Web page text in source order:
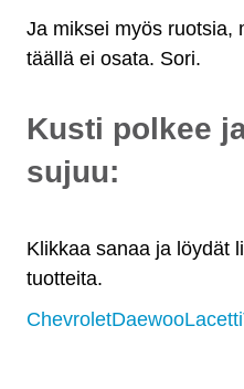
Klikkaa sanaa ja löydät
tuotteita.
ChevroletDaewooLacetti
Ja miksei myös ruotsia,
täällä ei osata. Sori.
Kusti polkee
sujuu: